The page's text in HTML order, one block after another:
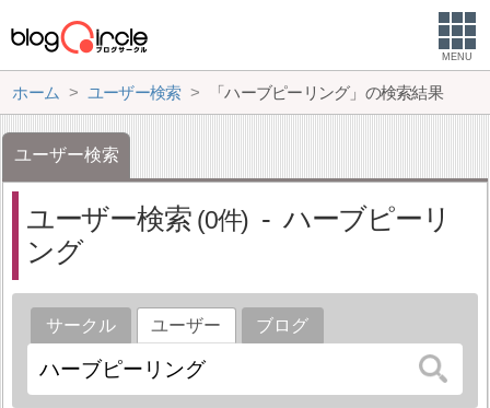
MENU
ホーム ユーザー検索 「ハーブピーリング」の検索結果
ユーザー検索
ユーザー検索 0
ハーブピーリ
ング
サークル ユーザー ブログ